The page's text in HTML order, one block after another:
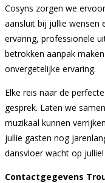
Cosyns zorgen we
aansluit bij jullie wensen
ervaring, professionele
betrokken aanpak
onvergetelijke ervaring.
Elke reis naar de
gesprek. Laten we
muzikaal kunnen
jullie gasten nog
dansvloer wacht op jullie!
Contactgegevens